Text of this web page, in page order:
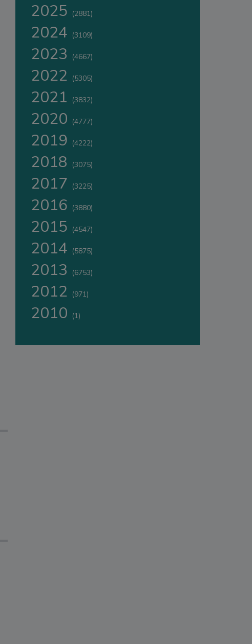
2025 (2881)
2024 (3109)
2023 (4667)
2022 (5305)
2021 (3832)
2020 (4777)
2019 (4222)
2018 (3075)
2017 (3225)
2016 (3880)
2015 (4547)
2014 (5875)
2013 (6753)
2012 (971)
2010 (1)